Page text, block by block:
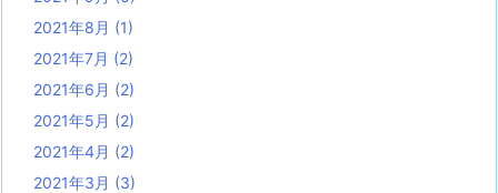
2021年8月 (1)
2021年7月 (2)
2021年6月 (2)
2021年5月 (2)
2021年4月 (2)
2021年3月 (3)